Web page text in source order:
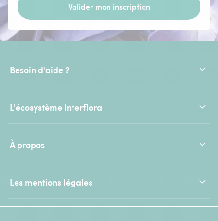
Valider mon inscription
Besoin d'aide ?
L'écosystème Interflora
À propos
Les mentions légales